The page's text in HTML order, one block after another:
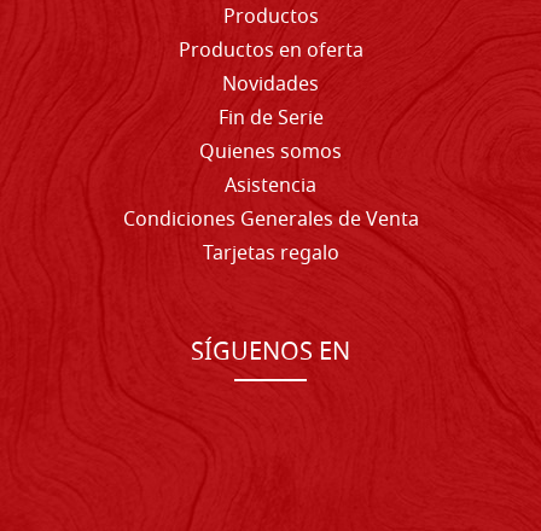
Productos
Productos en oferta
Novidades
Fin de Serie
Quienes somos
Asistencia
Condiciones Generales de Venta
Tarjetas regalo
SÍGUENOS EN